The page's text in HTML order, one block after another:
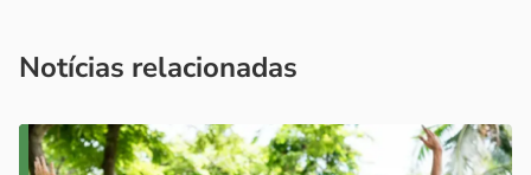
Notícias relacionadas